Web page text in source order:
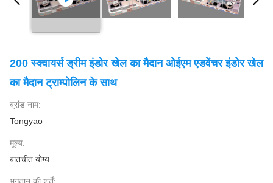
200 स्क्वायर्स ड्रीम इंडोर खेल का मैदान ओईएम एडवेंचर इंडोर खेल
का मैदान ट्राम्पोलिन के साथ
ब्रांड नाम:
Tongyao
मूल्य:
बातचीत योग्य